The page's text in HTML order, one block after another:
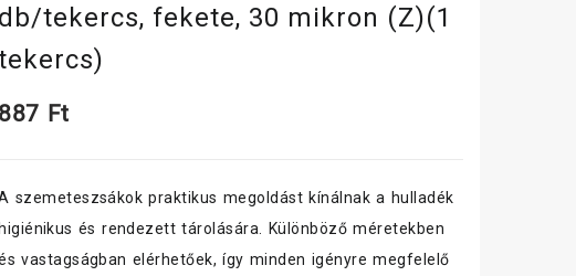
db/tekercs, fekete, 30 mikron (Z)(1
887 Ft
szemeteszsákok praktikus megoldást kínálnak a hulladék
higiénikus és rendezett tárolására. Különböző méretekben
vastagságban elérhetőek, így minden igényre megfelelő